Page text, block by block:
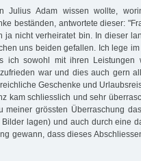
Julius Adam wissen wollte,
beständen, antwortete dieser:
ja nicht verheiratet bin. In dieser
uns beiden gefallen. Ich lege
ich sowohl mit ihren Leistungen
war und dies auch gern
Geschenke und
kam schliesslich und sehr
meiner grössten Überraschung
lagen) und auch durch eine
gewann, dass dieses